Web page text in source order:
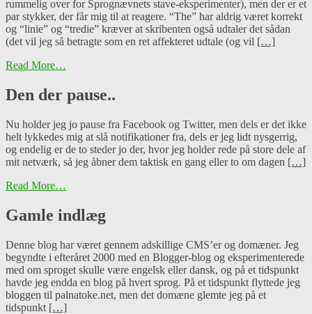
rummelig over for Sprognævnets stave-eksperimenter), men der er et
par stykker, der får mig til at reagere. “The” har aldrig været korrekt
og “linie” og “tredie” kræver at skribenten også udtaler det sådan
(det vil jeg så betragte som en ret affekteret udtale (og vil […]
Read More…
Den der pause..
Nu holder jeg jo pause fra Facebook og Twitter, men dels er det ikke
helt lykkedes mig at slå notifikationer fra, dels er jeg lidt nysgerrig,
og endelig er de to steder jo der, hvor jeg holder rede på store dele af
mit netværk, så jeg åbner dem taktisk en gang eller to om dagen […]
Read More…
Gamle indlæg
Denne blog har været gennem adskillige CMS’er og domæner. Jeg
begyndte i efteråret 2000 med en Blogger-blog og eksperimenterede
med om sproget skulle være engelsk eller dansk, og på et tidspunkt
havde jeg endda en blog på hvert sprog. På et tidspunkt flyttede jeg
bloggen til palnatoke.net, men det domæne glemte jeg på et
tidspunkt […]